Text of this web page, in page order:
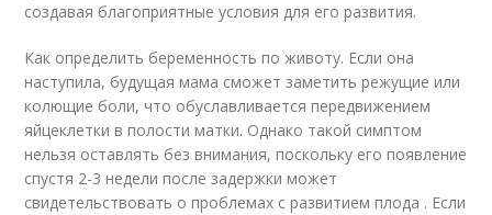
создавая благоприятные условия для его развития.
Как определить беременность по животу. Если она
наступила, будущая мама сможет заметить режущие или
колющие боли, что обуславливается передвижением
яйцеклетки в полости матки. Однако такой симптом
нельзя оставлять без внимания, поскольку его появление
спустя 2-3 недели после задержки может
свидетельствовать о проблемах с развитием плода . Если